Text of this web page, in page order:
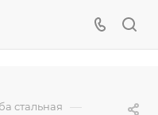
стальная —